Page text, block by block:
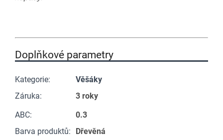
Doplňkové parametry
Kategorie:
Věšáky
Záruka:
3 roky
ABC:
0.3
Barva produktů:
Dřevěná